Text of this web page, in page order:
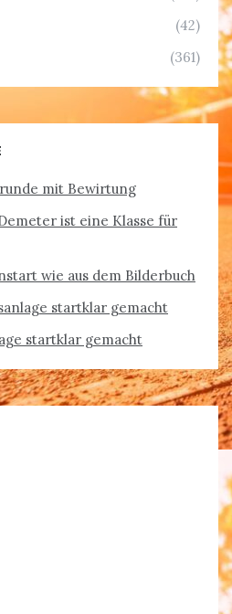
(42)
(361)
mit Bewirtung
ist eine Klasse für
wie aus dem Bilderbuch
startklar gemacht
startklar gemacht